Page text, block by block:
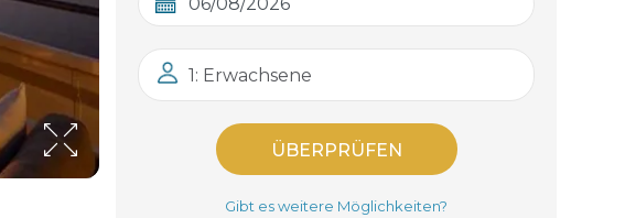
1: Erwachsene
ÜBERPRÜFEN
Gibt es weitere Möglichkeiten?